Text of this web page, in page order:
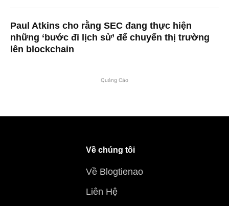
Paul Atkins cho rằng SEC đang thực hiện
những ‘bước đi lịch sử’ để chuyển thị trường
lên blockchain
Quảng Cáo
Về chúng tôi
Về Blogtienao
Liên Hệ